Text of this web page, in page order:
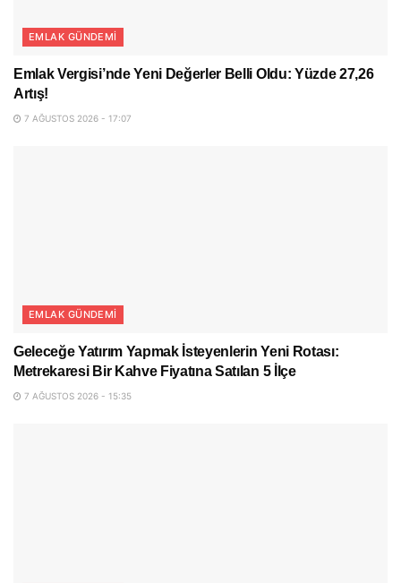
EMLAK GÜNDEMI
Emlak Vergisi’nde Yeni Değerler Belli Oldu: Yüzde 27,26
Artış!
7 AĞUSTOS 2026 - 17:07
EMLAK GÜNDEMI
Geleceğe Yatırım Yapmak İsteyenlerin Yeni Rotası:
Metrekaresi Bir Kahve Fiyatına Satılan 5 İlçe
7 AĞUSTOS 2026 - 15:35